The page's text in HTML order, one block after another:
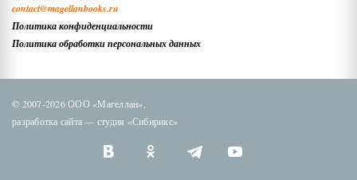
contact@magellanbooks.ru
Политика конфиденциальности
Политика обработки персональных данных
© 2007-2026 ООО «Магеллан»,
разработка сайта — студия «Сибирикс»